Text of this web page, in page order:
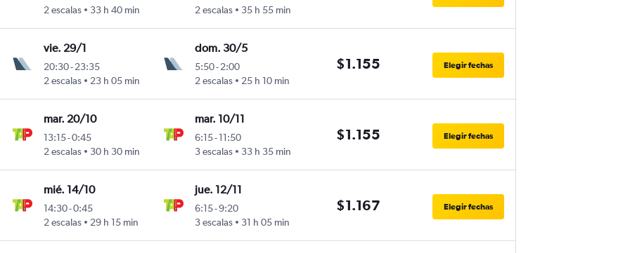
2 escalas
33 h 40 min
2 escalas
35 h 55 min
vie. 29/1
20:30-23:35
2 escalas
23 h 05 min
dom. 30/5
5:50-2:00
2 escalas
25 h 10 min
$1.155 Elegir fechas
mar. 20/10
13:15-0:45
2 escalas
30 h 30 min
mar. 10/11
6:15-11:50
3 escalas
33 h 35 min
$1.155 Elegir fechas
mié. 14/10
14:30-0:45
2 escalas
29 h 15 min
jue. 12/11
6:15-9:20
3 escalas
31 h 05 min
$1.167 Elegir fechas